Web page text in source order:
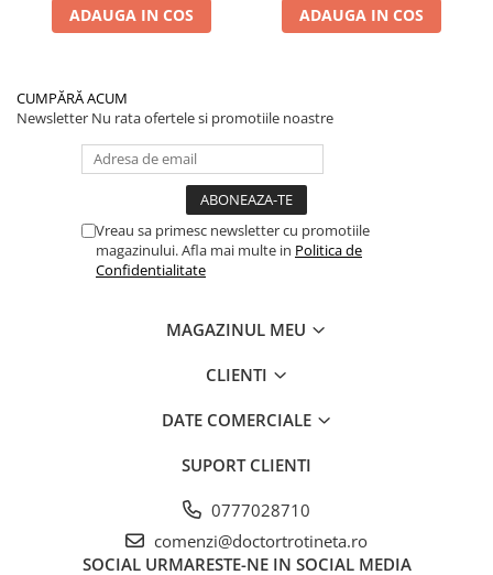
ADAUGA IN COS ADAUGA IN COS
CUMPĂRĂ ACUM
Newsletter Nu rata ofertele si promotiile noastre
Vreau sa primesc newsletter cu promotiile
magazinului. Afla mai multe in Politica de
Confidentialitate
MAGAZINUL MEU
CLIENTI
DATE COMERCIALE
SUPORT CLIENTI
0777028710
comenzi@doctortrotineta.ro
SOCIAL URMARESTE-NE IN SOCIAL MEDIA